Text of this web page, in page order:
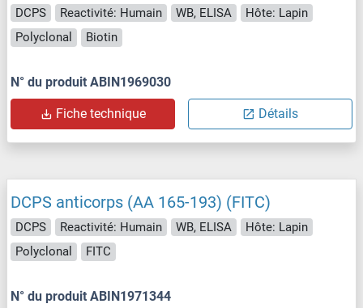
DCPS Reactivité: Humain WB, ELISA
Hôte: Lapin
Polyclonal
Biotin
N° du produit ABIN1969030
Fiche technique Détails
DCPS anticorps (AA 165-193) (FITC)
DCPS Reactivité: Humain WB, ELISA
Hôte: Lapin
Polyclonal
FITC
N° du produit ABIN1971344